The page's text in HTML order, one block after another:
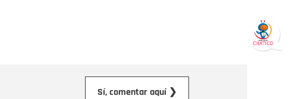
Sí, comentar aquí ❯